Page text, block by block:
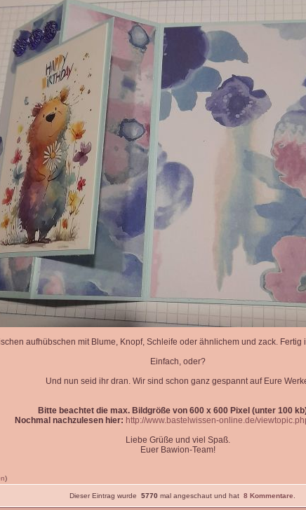
aufhübschen mit Blume, Knopf, Schleife oder ähnlichem und zack. Fertig
Einfach, oder?
Und nun seid ihr dran. Wir sind schon ganz gespannt auf Eure
Bitte beachtet die max. Bildgröße von 600 x 600 Pixel (unter 100
Nochmal nachzulesen hier: http://www.bastelwissen-online.de/
Liebe Grüße und viel Spaß.
Euer Bawion-Team!
)
Dieser Eintrag wurde 5770 mal angeschaut und hat 8 Kommentare